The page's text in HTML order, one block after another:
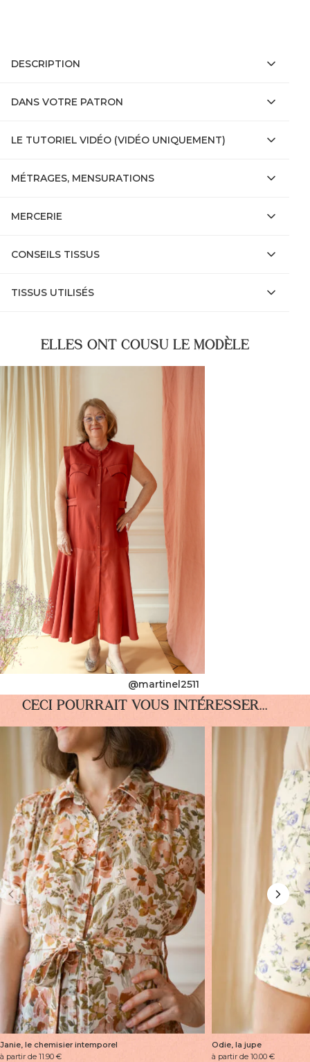
DESCRIPTION
DANS VOTRE PATRON
LE TUTORIEL VIDÉO (VIDÉO UNIQUEMENT)
MÉTRAGES, MENSURATIONS
MERCERIE
CONSEILS TISSUS
TISSUS UTILISÉS
ELLES ONT COUSU LE MODÈLE
@martinel2511
CECI POURRAIT VOUS INTÉRESSER...
Janie, le chemisier intemporel
à partir de 11.90 €
Odie, la jupe
à partir de 10.00 €